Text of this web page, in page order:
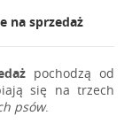
na sprzedaż
pochodzą od
się na trzech
psów.